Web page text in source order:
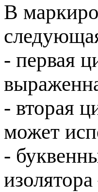
В
- первая
- вторая
может
-